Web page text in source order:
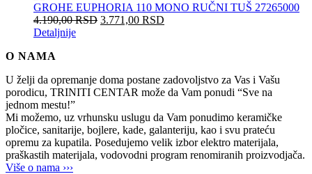
GROHE EUPHORIA 110 MONO RUČNI TUŠ 27265000
4.190,00RSD 3.771,00 RSD
Detaljnije
O NAMA
U želji da opremanje doma postane zadovoljstvo za Vas i Vašu
porodicu, TRINITI CENTAR može da Vam ponudi “Sve na
jednom mestu!”
Mi možemo, uz vrhunsku uslugu da Vam ponudimo keramičke
pločice, sanitarije, bojlere, kade, galanteriju, kao i svu prateću
opremu za kupatila. Posedujemo velik izbor elektro materijala,
praškastih materijala, vodovodni program renomiranih proizvodjača.
Više o nama ›››